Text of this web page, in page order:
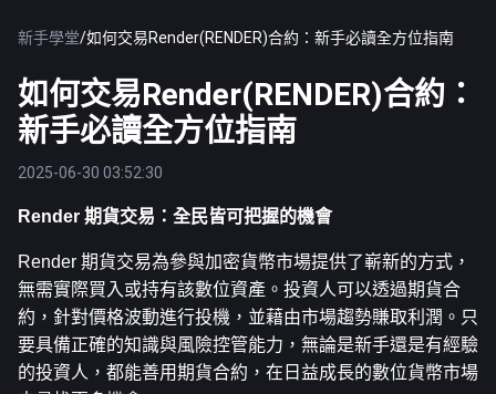
新手學堂/如何交易Render(RENDER)合約：新手必讀全方位指南
如何交易Render(RENDER)合約：
新手必讀全方位指南
2025-06-30 03:52:30
Render 期貨交易：全民皆可把握的機會
Render 期貨交易為參與加密貨幣市場提供了嶄新的方式，
無需實際買入或持有該數位資產。投資人可以透過期貨合
約，針對價格波動進行投機，並藉由市場趨勢賺取利潤。只
要具備正確的知識與風險控管能力，無論是新手還是有經驗
的投資人，都能善用期貨合約，在日益成長的數位貨幣市場